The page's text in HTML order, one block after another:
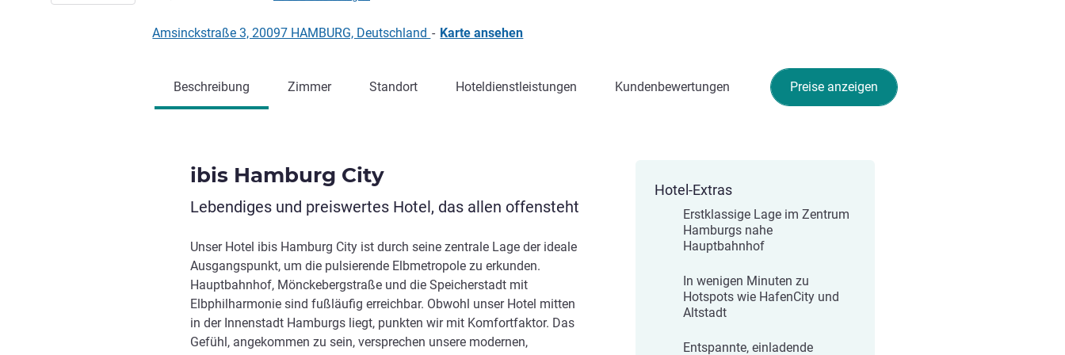
Amsinckstraße 3, 20097 HAMBURG, Deutschland - Karte ansehen
Preise anzeigen
Beschreibung Zimmer Standort Hoteldienstleistungen Kundenbewertungen
ibis Hamburg City
Lebendiges und preiswertes Hotel, das allen offensteht
Unser Hotel ibis Hamburg City ist durch seine zentrale Lage der ideale
Ausgangspunkt, um die pulsierende Elbmetropole zu erkunden.
Hauptbahnhof, Mönckebergstraße und die Speicherstadt mit
Elbphilharmonie sind fußläufig erreichbar. Obwohl unser Hotel mitten
in der Innenstadt Hamburgs liegt, punkten wir mit Komfortfaktor. Das
Gefühl, angekommen zu sein, versprechen unsere modernen,
Hotel-Extras
Erstklassige Lage im Zentrum
Hamburgs nahe
Hauptbahnhof
In wenigen Minuten zu
Hotspots wie HafenCity und
Altstadt
Entspannte, einladende